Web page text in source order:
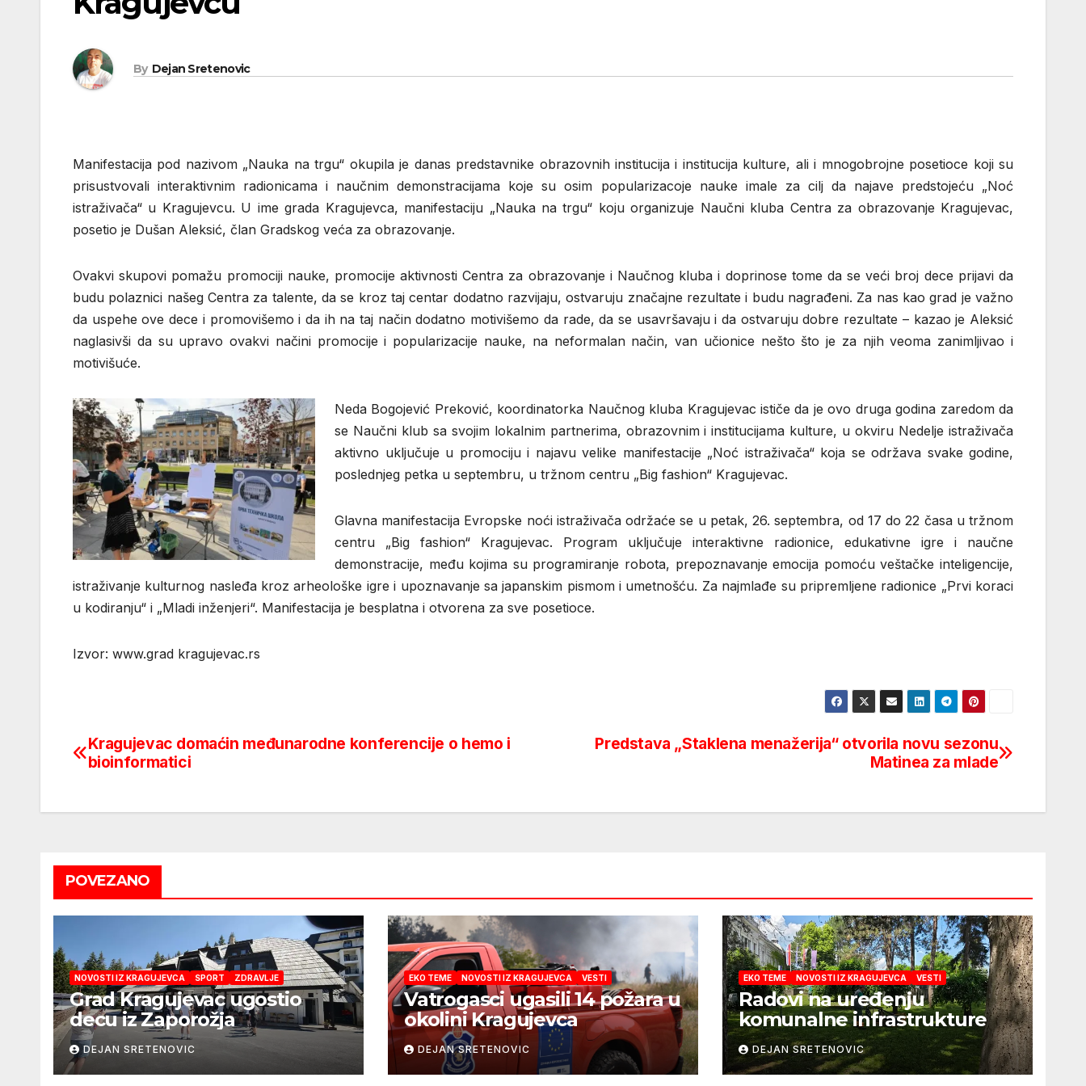
By Dejan Sretenovic
Manifestacija pod nazivom „Nauka na trgu“ okupila je danas predstavnike obrazovnih institucija i institucija kulture, ali i mnogobrojne posetioce koji su
prisustvovali interaktivnim radionicama i naučnim demonstracijama koje su osim popularizacoje nauke imale za cilj da najave predstojeću „Noć
istraživača“ u Kragujevcu. U ime grada Kragujevca, manifestaciju „Nauka na trgu“ koju organizuje Naučni kluba Centra za obrazovanje Kragujevac,
posetio je Dušan Aleksić, član Gradskog veća za obrazovanje.
Ovakvi skupovi pomažu promociji nauke, promocije aktivnosti Centra za obrazovanje i Naučnog kluba i doprinose tome da se veći broj dece prijavi da
budu polaznici našeg Centra za talente, da se kroz taj centar dodatno razvijaju, ostvaruju značajne rezultate i budu nagrađeni. Za nas kao grad je važno
da uspehe ove dece i promovišemo i da ih na taj način dodatno motivišemo da rade, da se usavršavaju i da ostvaruju dobre rezultate – kazao je Aleksić
naglasivši da su upravo ovakvi načini promocije i popularizacije nauke, na neformalan način, van učionice nešto što je za njih veoma zanimljivao i
motivišuće.
Neda Bogojević Preković, koordinatorka Naučnog kluba Kragujevac ističe da je ovo druga godina zaredom da
se Naučni klub sa svojim lokalnim partnerima, obrazovnim i institucijama kulture, u okviru Nedelje istraživača
aktivno uključuje u promociju i najavu velike manifestacije „Noć istraživača“ koja se održava svake godine,
poslednjeg petka u septembru, u tržnom centru „Big fashion“ Kragujevac.
Glavna manifestacija Evropske noći istraživača održaće se u petak, 26. septembra, od 17 do 22 časa u tržnom
centru „Big fashion“ Kragujevac. Program uključuje interaktivne radionice, edukativne igre i naučne
demonstracije, među kojima su programiranje robota, prepoznavanje emocija pomoću veštačke inteligencije,
istraživanje kulturnog nasleđa kroz arheološke igre i upoznavanje sa japanskim pismom i umetnošću. Za najmlađe su pripremljene radionice „Prvi koraci
u kodiranju“ i „Mladi inženjeri“. Manifestacija je besplatna i otvorena za sve posetioce.
Izvor: www.grad kragujevac.rs
Post
Predstava „Staklena menažerija“ otvorila novu sezonu
Matinea za mlade
Kragujevac domaćin međunarodne konferencije o hemo i
bioinformatici
POVEZANO
NOVOSTI IZ KRAGUJEVCA SPORT ZDRAVLJE
Grad Kragujevac ugostio
decu iz Zaporožja
DEJAN SRETENOVIC
EKO TEME NOVOSTI IZ KRAGUJEVCA VESTI
Vatrogasci ugasili 14 požara u
okolini Kragujevca
DEJAN SRETENOVIC
EKO TEME NOVOSTI IZ KRAGUJEVCA VESTI
Radovi na uređenju
komunalne infrastrukture
DEJAN SRETENOVIC